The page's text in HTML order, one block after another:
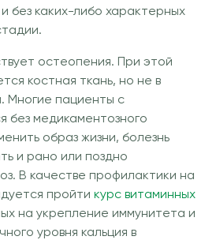
без каких-либо характерных
остеопения. При этой
костная ткань, но не в
Многие пациенты с
без медикаментозного
образ жизни, болезнь
и рано или поздно
В качестве профилактики на
пройти курс витаминных
на укрепление иммунитета и
уровня кальция в